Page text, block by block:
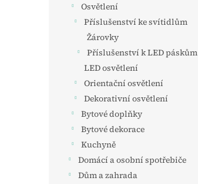
Osvětlení
Příslušenství ke svítidlům
Žárovky
Příslušenství k LED páskům
LED osvětlení
Orientační osvětlení
Dekorativní osvětlení
Bytové doplňky
Bytové dekorace
Kuchyně
Domácí a osobní spotřebiče
Dům a zahrada